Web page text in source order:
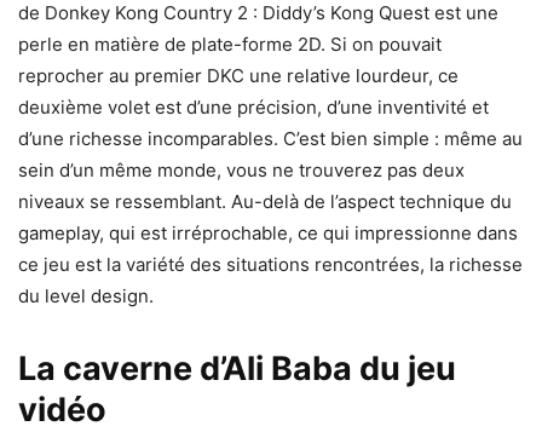
de Donkey Kong Country 2 : Diddy’s Kong Quest est une
perle en matière de plate-forme 2D. Si on pouvait
reprocher au premier DKC une relative lourdeur, ce
deuxième volet est d’une précision, d’une inventivité et
d’une richesse incomparables. C’est bien simple : même au
sein d’un même monde, vous ne trouverez pas deux
niveaux se ressemblant. Au-delà de l’aspect technique du
gameplay, qui est irréprochable, ce qui impressionne dans
ce jeu est la variété des situations rencontrées, la richesse
du level design.
La caverne d’Ali Baba du jeu
vidéo